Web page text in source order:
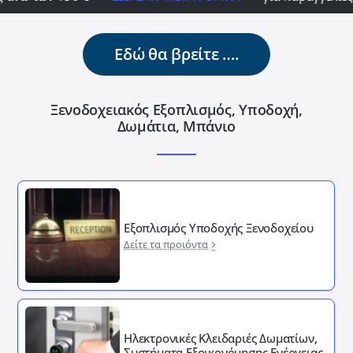
Εδώ θα βρείτε ….
Ξενοδοχειακός Εξοπλισμός, Υποδοχή,
Δωμάτια, Μπάνιο
Εξοπλισμός Υποδοχής Ξενοδοχείου
Δείτε τα προιόντα
Ηλεκτρονικές Κλειδαριές Δωματίων,